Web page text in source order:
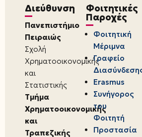
Διεύθυνση
Πανεπιστήμιο
Πειραιώς
Σχολή
Χρηματοοικονομικής
και
Στατιστικής
Τμήμα
Χρηματοοικονομικής
και
Τραπεζικής
Φοιτητικές
Παροχές
Φοιτητική
Μέριμνα
Γραφείο
Erasmus
Συνήγορος
του
Φοιτητή
Προστασία